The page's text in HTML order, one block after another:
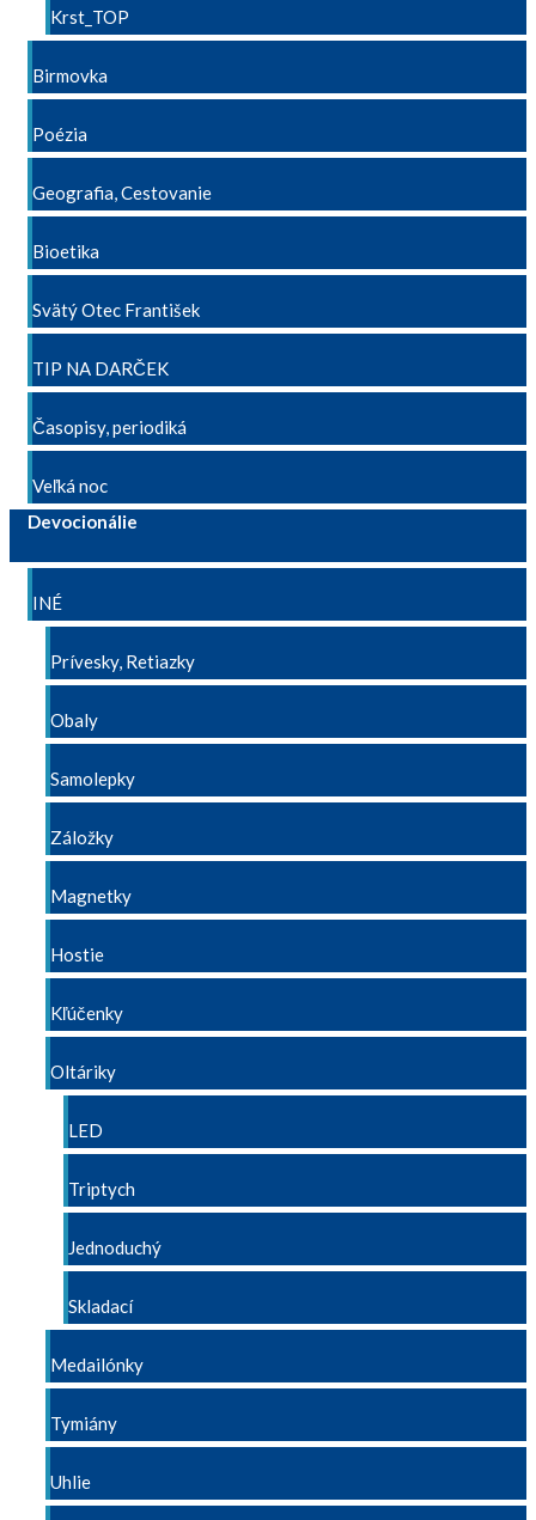
Krst_TOP
Birmovka
Poézia
Geografia, Cestovanie
Bioetika
Svätý Otec František
TIP NA DARČEK
Časopisy, periodiká
Veľká noc
Devocionálie
INÉ
Prívesky, Retiazky
Obaly
Samolepky
Záložky
Magnetky
Hostie
Kľúčenky
Oltáriky
LED
Triptych
Jednoduchý
Skladací
Medailónky
Tymiány
Uhlie